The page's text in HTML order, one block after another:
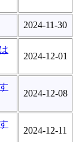
2024-11-30
2024-12-01
2024-12-08
2024-12-11